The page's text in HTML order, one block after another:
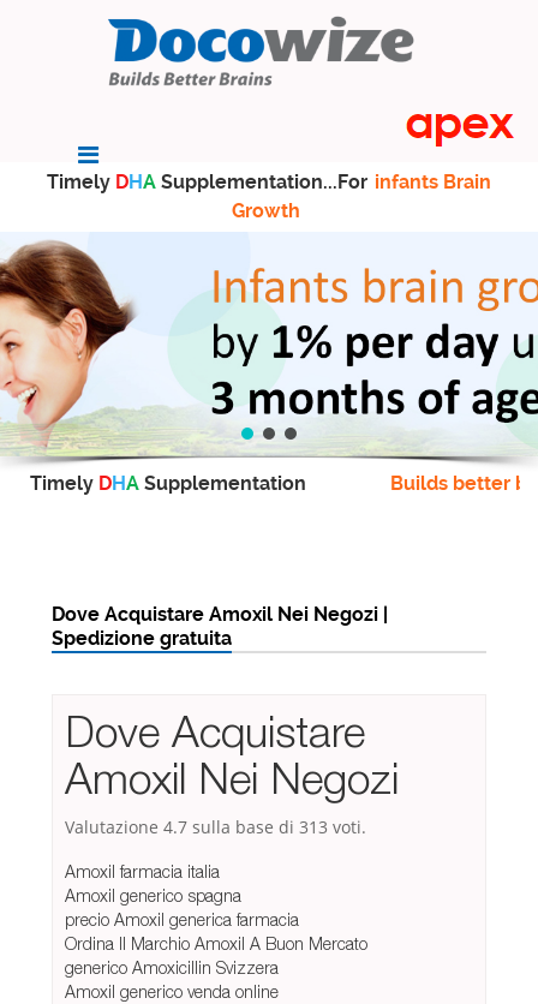
Timely DHA Supplementation...For infants Brain
Growth
Timely DHA Supplementation Builds better
Dove Acquistare Amoxil Nei Negozi |
Spedizione gratuita
Dove Acquistare
Amoxil Nei Negozi
Valutazione 4.7 sulla base di 313 voti.
Amoxil farmacia italia
Amoxil generico spagna
precio Amoxil generica farmacia
Ordina Il Marchio Amoxil A Buon Mercato
generico Amoxicillin Svizzera
Amoxil generico venda online